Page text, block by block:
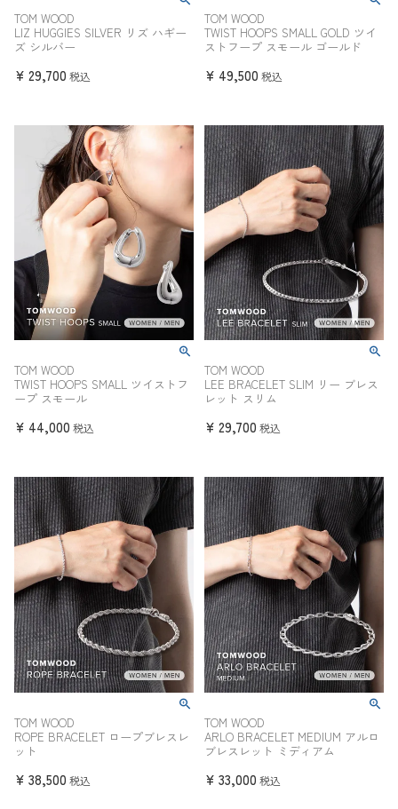
TOM WOOD
LIZ HUGGIES SILVER リズ ハギー
ズ シルバー
¥ 29,700 税込
TOM WOOD
TWIST HOOPS SMALL GOLD ツイ
ストフープ スモール ゴールド
¥ 49,500 税込
TOM WOOD
TWIST HOOPS SMALL ツイストフ
ープ スモール
¥ 44,000 税込
TOM WOOD
LEE BRACELET SLIM リー ブレス
レット スリム
¥ 29,700 税込
TOM WOOD
ROPE BRACELET ロープブレスレ
ット
¥ 38,500 税込
TOM WOOD
ARLO BRACELET MEDIUM アルロ
ブレスレット ミディアム
¥ 33,000 税込